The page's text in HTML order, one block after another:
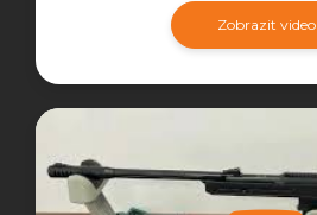
Zobrazit video